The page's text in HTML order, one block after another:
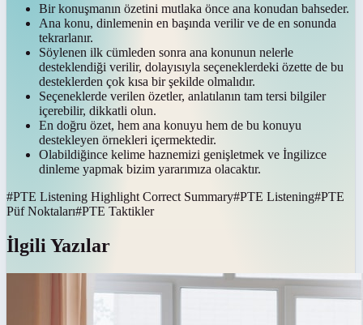
Bir konuşmanın özetini mutlaka önce ana konudan bahseder.
Ana konu, dinlemenin en başında verilir ve de en sonunda
tekrarlanır.
Söylenen ilk cümleden sonra ana konunun nelerle
desteklendiği verilir, dolayısıyla seçeneklerdeki özette de bu
desteklerden çok kısa bir şekilde olmalıdır.
Seçeneklerde verilen özetler, anlatılanın tam tersi bilgiler
içerebilir, dikkatli olun.
En doğru özet, hem ana konuyu hem de bu konuyu
destekleyen örnekleri içermektedir.
Olabildiğince kelime haznemizi genişletmek ve İngilizce
dinleme yapmak bizim yararımıza olacaktır.
#PTE Listening Highlight Correct Summary#PTE Listening#PTE
Püf Noktaları#PTE Taktikler
İlgili Yazılar